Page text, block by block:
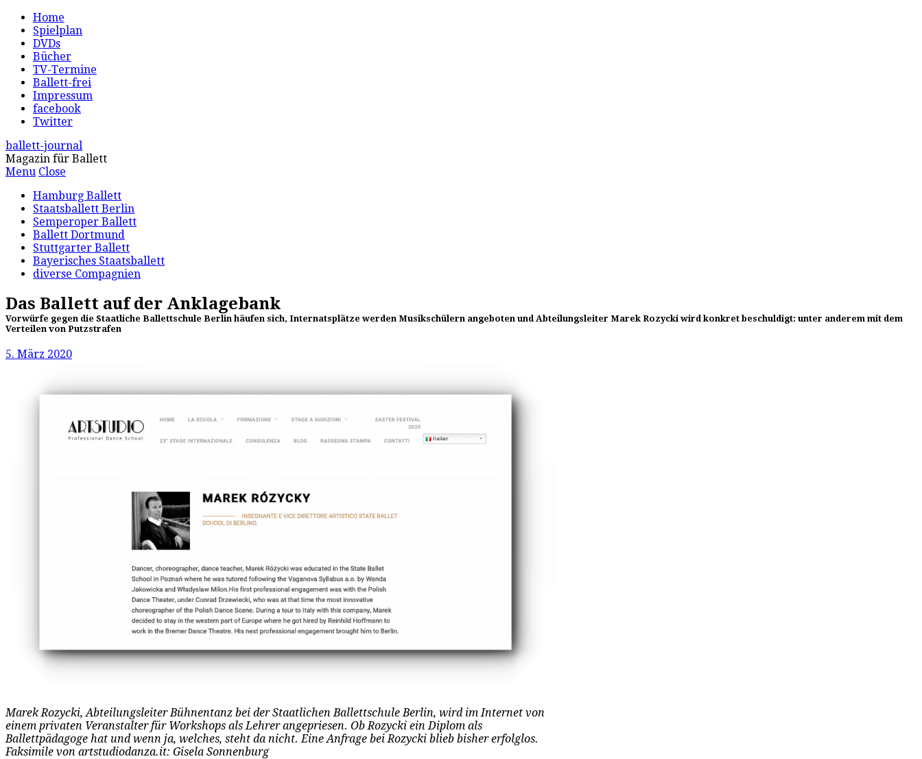
Home
Spielplan
DVDs
Bücher
TV-Termine
Ballett-frei
Impressum
facebook
Twitter
ballett-journal
Magazin für Ballett
Menu Close
Hamburg Ballett
Staatsballett Berlin
Semperoper Ballett
Ballett Dortmund
Stuttgarter Ballett
Bayerisches Staatsballett
diverse Compagnien
Das Ballett auf der Anklagebank
Vorwürfe gegen die Staatliche Ballettschule Berlin häufen sich, Internatsplätze werden Musikschülern angeboten und Abteilungsleiter Marek Rozycki wird konkret beschuldigt: unter anderem mit dem
Verteilen von Putzstrafen
5. März 2020
Marek Rozycki, Abteilungsleiter Bühnentanz bei der Staatlichen Ballettschule Berlin, wird im Internet von
einem privaten Veranstalter für Workshops als Lehrer angepriesen. Ob Rozycki ein Diplom als
Ballettpädagoge hat und wenn ja, welches, steht da nicht. Eine Anfrage bei Rozycki blieb bisher erfolglos.
Faksimile von artstudiodanza.it: Gisela Sonnenburg